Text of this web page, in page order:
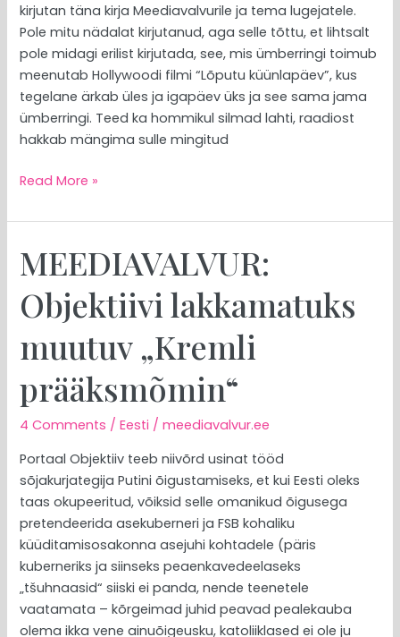
kirjutan täna kirja Meediavalvurile ja tema lugejatele.
Pole mitu nädalat kirjutanud, aga selle tõttu, et lihtsalt
pole midagi erilist kirjutada, see, mis ümberringi toimub
meenutab Hollywoodi filmi “Lõputu küünlapäev”, kus
tegelane ärkab üles ja igapäev üks ja see sama jama
ümberringi. Teed ka hommikul silmad lahti, raadiost
hakkab mängima sulle mingitud
Read More »
MEEDIAVALVUR:
Objektiivi lakkamatuks
muutuv „Kremli
prääksmõmin“
4 Comments /Eesti /meediavalvur.ee
Portaal Objektiiv teeb niivõrd usinat tööd
sõjakurjategija Putini õigustamiseks, et kui Eesti oleks
taas okupeeritud, võiksid selle omanikud õigusega
pretendeerida asekuberneri ja FSB kohaliku
küüditamisosakonna asejuhi kohtadele (päris
kuberneriks ja siinseks peaenkavedeelaseks
„tšuhnaasid“ siiski ei panda, nende teenetele
vaatamata – kõrgeimad juhid peavad pealekauba
olema ikka vene ainuõigeusku, katoliiklased ei ole ju
MEEDIAVALVUR:
Objektiivi
lakkamatuks
muutuv
„Kremli
prääksmõmin“